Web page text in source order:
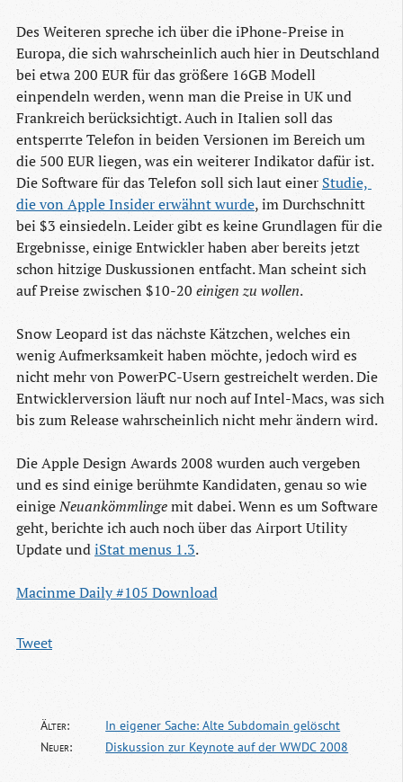
Des Weiteren spreche ich über die iPhone-Preise in
Europa, die sich wahrscheinlich auch hier in Deutschland
bei etwa 200 EUR für das größere 16GB Modell
einpendeln werden, wenn man die Preise in UK und
Frankreich berücksichtigt. Auch in Italien soll das
entsperrte Telefon in beiden Versionen im Bereich um
die 500 EUR liegen, was ein weiterer Indikator dafür ist.
Die Software für das Telefon soll sich laut einer Studie,
die von Apple Insider erwähnt wurde, im Durchschnitt
bei $3 einsiedeln. Leider gibt es keine Grundlagen für die
Ergebnisse, einige Entwickler haben aber bereits jetzt
schon hitzige Duskussionen entfacht. Man scheint sich
auf Preise zwischen $10-20 einigen zu wollen.
Snow Leopard ist das nächste Kätzchen, welches ein
wenig Aufmerksamkeit haben möchte, jedoch wird es
nicht mehr von PowerPC-Usern gestreichelt werden. Die
Entwicklerversion läuft nur noch auf Intel-Macs, was sich
bis zum Release wahrscheinlich nicht mehr ändern wird.
Die Apple Design Awards 2008 wurden auch vergeben
und es sind einige berühmte Kandidaten, genau so wie
einigeNeuankömmlingemit dabei. Wenn es um Software
geht, berichte ich auch noch über das Airport Utility
Update undiStat menus 1.3.
Macinme Daily #105 Download
Tweet
Älter:
In eigener Sache: Alte Subdomain gelöscht
Neuer:
Diskussion zur Keynote auf der WWDC 2008